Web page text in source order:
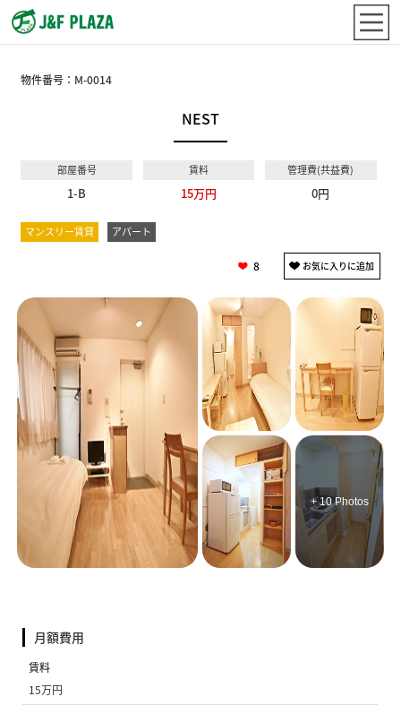
物件番号： M-0014
NEST
部屋番号
1-B
賃料
15万円
管理費(共益費)
0円
マンスリー賃貸 アパート
8
+ 10 Photos
月額費用
賃料
15万円